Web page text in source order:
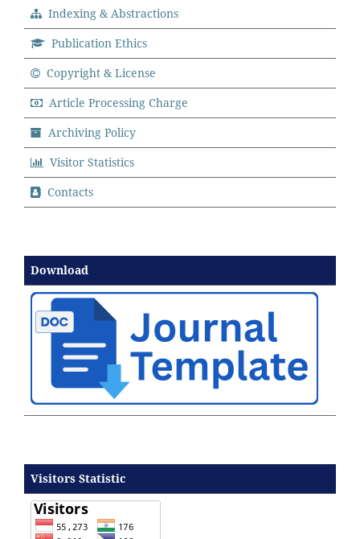
Indexing & Abstractions
Publication Ethics
Copyright & License
Article Processing Charge
Archiving Policy
Visitor Statistics
Contacts
Download
Visitors Statistic